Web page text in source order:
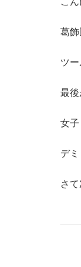
葛飾
ツ
最後
女子
デ
さ